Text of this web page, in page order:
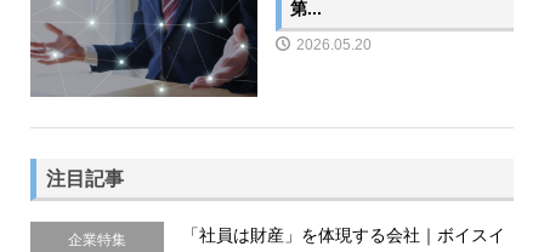
第...
2026.05.20
注目記事
企業特集
「社員は財産」を体現する会社｜ボイスイ